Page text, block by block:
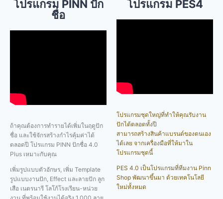
โปรแกรม PINN ปัก
ชื่อ
ถ้าคุณต้องการทำรายได้เพิ่มในฤดูปัก
ชื่อ และใช้จักรสร้างกำไรคุ้มค่าได้
ตลอดปี โปรแกรม PINN ปักชื่อ 4.0
Plus เหมาะกับคุณ
เพิ่มรูปแบบตัวอักษร, เพิ่ม Template
รูปแบบงานปัก, Effect และลายปัก ลูก
เสือ เนตรนารี โลโก้โรงเรียน-หน่วย
โปรแกรม PES4
โปรแกรมชุดใหญ่ที่ทำให้คุณรับงาน
ปักได้ตลอดทั้งปี
สามารถสร้างสินค้าแบรนด์ของตนเอง
ได้เลย จากเครื่องมือที่ให้มาใน
โปรแกรมชุดนี้
PES 4.0 เป็นโปรแกรมที่ทีมงาน Pinn
Shop พัฒนาขึ้นมา ด้วยเทคโนโลยี
ใหม่ทั้งหมด